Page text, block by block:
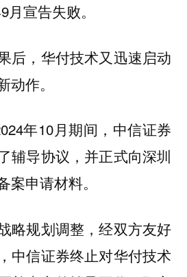
宣告失败。
后，华付技术又迅速启动
作。
年10月期间，中信证券
辅导协议，并正式向深圳
案申请材料。
略规划调整，经双方友好
中信证券终止对华付技术